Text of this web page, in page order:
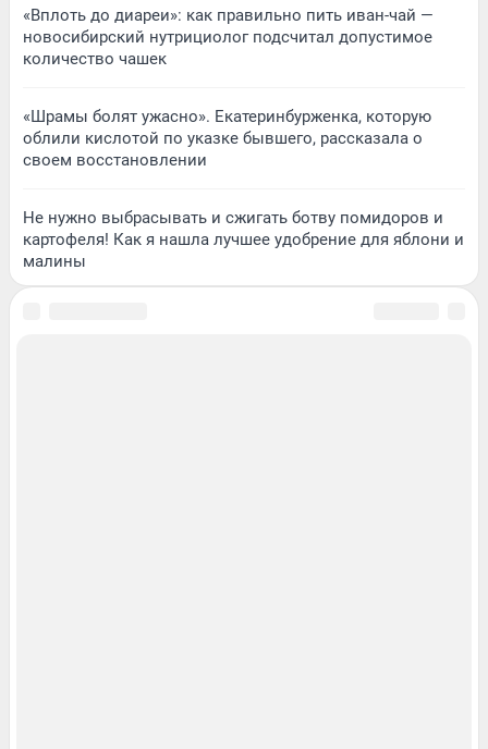
«Вплоть до диареи»: как правильно пить иван-чай —
новосибирский нутрициолог подсчитал допустимое
количество чашек
«Шрамы болят ужасно». Екатеринбурженка, которую
облили кислотой по указке бывшего, рассказала о
своем восстановлении
Не нужно выбрасывать и сжигать ботву помидоров и
картофеля! Как я нашла лучшее удобрение для яблони и
малины